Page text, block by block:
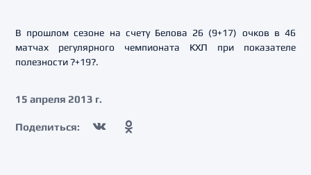
В прошлом сезоне на счету Белова 26 (9+17) очков в 46
матчах регулярного чемпионата КХЛ при показателе
полезности ?+19?.
15 апреля 2013 г.
Поделиться: